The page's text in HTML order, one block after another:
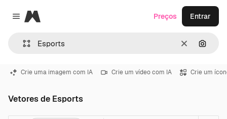
Close menu
Magnific
Limpar
Preços Entrar
Crie uma imagem com IA Crie um vídeo com IA Crie um
Vetores de Esports